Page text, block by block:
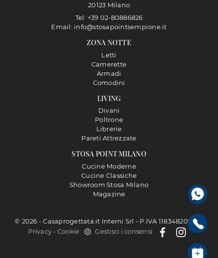
STOSA POINT MILANO
Cucine Moderne
Cucine Classiche
Showroom Stosa Milano
Magazine
LIVING
Divani
Poltrone
Librerie
Pareti Attrezzate
ZONA NOTTE
Letti
Camerette
Armadi
Comodini
20123 Milano
Tel: +39 02-80886826
Email: info@stosapointsempione.it
© 2026 - Casaprogettata.it Interni Srl - P.IVA 11834820968 |
Privacy- Cookie Gestisci i consensi